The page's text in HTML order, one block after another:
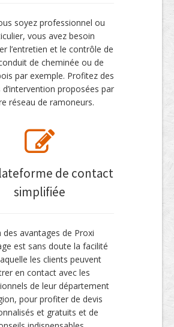
soyez professionnel ou
vous avez besoin
l’entretien et le contrôle de
de cheminée ou de
par exemple. Profitez des
proposées par
réseau de ramoneurs.
de contact
simplifiée
des avantages de Proxi
est sans doute la facilité
les clients peuvent
en contact avec les
de leur département
pour profiter de devis
et gratuits et de